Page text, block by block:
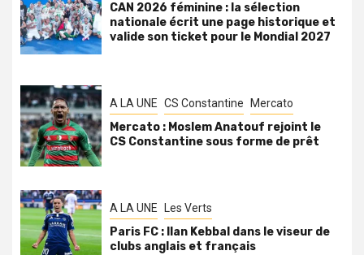
CAN 2026 féminine : la sélection
nationale écrit une page historique et
valide son ticket pour le Mondial 2027
A LA UNE CS Constantine Mercato
Mercato : Moslem Anatouf rejoint le
CS Constantine sous forme de prêt
A LA UNE Les Verts
Paris FC : Ilan Kebbal dans le viseur de
clubs anglais et français